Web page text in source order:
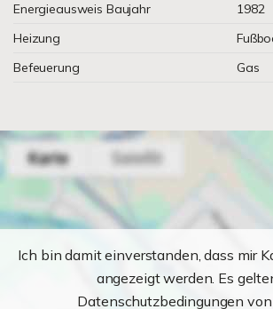
Energieausweis Baujahr
1982
Heizung
Befeuerung
Gas
Ich bin damit einverstanden, dass mir
angezeigt werden. Es
Datenschutzbedingungen von